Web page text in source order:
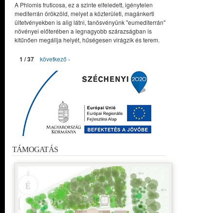
A Phlomis fruticosa, ez a szinte elfeledett, igénytelen
mediterrán örökzöld, melyet a közterületi, magánkerti
ültetvényekben is alig látni, tanösvényünk "eumediterrán"
növényei előterében a legnagyobb szárazságban is
kitűnően megállja helyét, hűségesen virágzik és terem.
1 / 37 következő ›
TÁMOGATÁS